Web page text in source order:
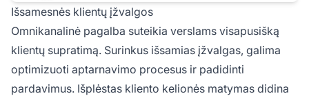
Išsamesnės klientų įžvalgos
Omnikanalinė pagalba suteikia verslams visapusišką
klientų supratimą. Surinkus išsamias įžvalgas, galima
optimizuoti aptarnavimo procesus ir padidinti
pardavimus. Išplėstas kliento kelionės matymas didina